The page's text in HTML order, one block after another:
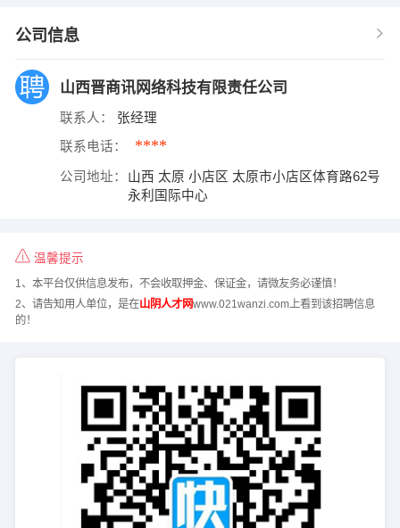
公司信息
山西晋商讯网络科技有限责任公司
联系人： 张经理
联系电话： ****
公司地址：
山西 太原 小店区 太原市小店区体育路62号
永利国际中心
温馨提示
1、本平台仅供信息发布，不会收取押金、保证金，请微友务必谨慎！
2、请告知用人单位，是在山阴人才网www.021wanzi.com上看到该招聘信息
的！